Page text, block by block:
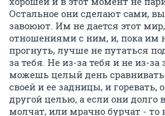
Остальное они сделают сами,
завоюют. Им не дается этот
отношениями с ним, и, пока им
прогнуть, лучше не путаться
за тебя. Не из-за тебя и не из-
можешь целый день
своей и ее задницы, и горевать,
другой целью, а если они долго
молчат, или мрачно бурчат - то